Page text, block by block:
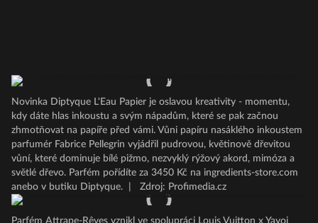
Novinka Diptyque L'Eau Papier je oslavou kreativity - momentu,
kdy dáte hlas inkoustu a svým nápadům, které se pak začnou
zhmotňovat na papíře před vámi. Vůni papíru nasáklého inkoustem
parfumér Fabrice Pellegrin vyjádřil pudrovou, květinově dřevitou
vůní, které dominuje bílé pižmo, nezvyklý rýžový akord, mimóza a
světlé dřevo. Parfém pořídíte za 3450 Kč na ingredients-store.com
anebo v butiku Diptyque.
Zdroj: Profimedia.cz
Parfém Attrape-Rêves vznikl ve spolupráci Louis Vuitton x Yayoi